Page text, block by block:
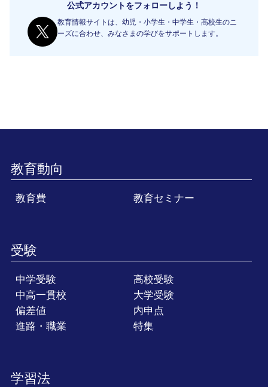
公式アカウントをフォローしよう！
教育情報サイトは、幼児・小学生・中学生・高校生のニ
ーズに合わせ、みなさまの学びをサポートします。
教育動向
教育費 教育セミナー
受験
中学受験
高校受験
中高一貫校
大学受験
偏差値
内申点
進路・職業
特集
学習法